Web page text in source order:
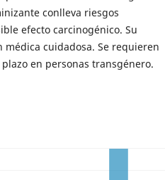
conlleva riesgos
efecto carcinogénico. Su
cuidadosa. Se requieren
en personas transgénero.